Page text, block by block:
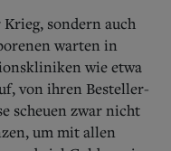
sondern auch
warten in
wie etwa
von ihren Besteller-
scheuen zwar nicht
um mit allen